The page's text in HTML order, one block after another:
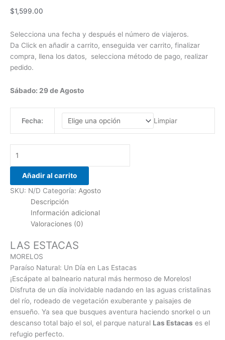
$1,599.00
Selecciona una fecha y después el número de viajeros.
Da Click en añadir a carrito, enseguida ver carrito, finalizar
compra, llena los datos, selecciona método de pago, realizar
pedido.
Sábado: 29 de Agosto
Fecha: Limpiar
Añadir al carrito
SKU: N/D Categoría: Agosto
Descripción
Información adicional
Valoraciones (0)
LAS ESTACAS
MORELOS
Paraíso Natural: Un Día en Las Estacas
¡Escápate al balneario natural más hermoso de Morelos!
Disfruta de un día inolvidable nadando en las aguas cristalinas
del río, rodeado de vegetación exuberante y paisajes de
ensueño. Ya sea que busques aventura haciendo snorkel o un
descanso total bajo el sol, el parque natural Las Estacas es el
refugio perfecto.